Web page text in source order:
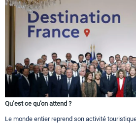
Qu’est ce qu’on attend ?
Le monde entier reprend son activité